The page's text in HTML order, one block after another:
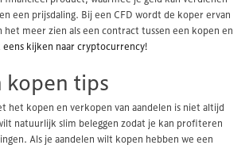
een prijsdaling. Bij een CFD wordt de koper ervan
het meer zien als een contract tussen een kopen en
eens kijken naar cryptocurrency!
kopen tips
het kopen en verkopen van aandelen is niet altijd
natuurlijk slim beleggen zodat je kan profiteren
Als je aandelen wilt kopen hebben we een